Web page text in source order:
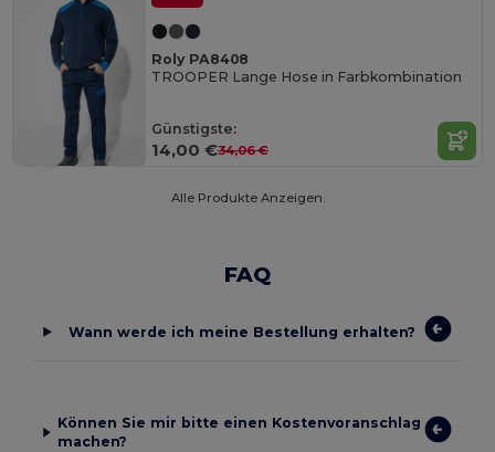
Roly PA8408
TROOPER Lange Hose in Farbkombination
Günstigste:
14,00 €34,06 €
Alle Produkte Anzeigen.
FAQ
Wann werde ich meine Bestellung erhalten?
Können Sie mir bitte einen Kostenvoranschlag
machen?